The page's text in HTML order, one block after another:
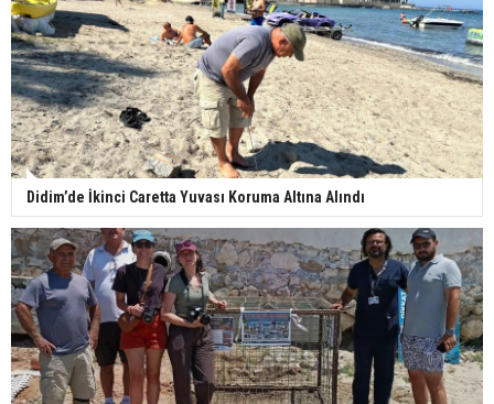
Didim’de İkinci Caretta Yuvası Koruma Altına Alındı